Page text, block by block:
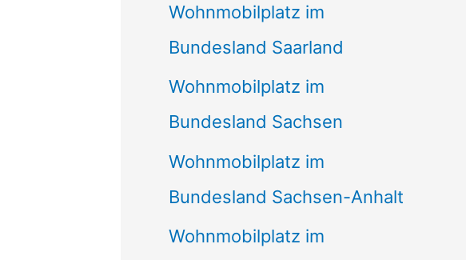
Wohnmobilplatz im
Bundesland Saarland
Wohnmobilplatz im
Bundesland Sachsen
Wohnmobilplatz im
Bundesland Sachsen-Anhalt
Wohnmobilplatz im